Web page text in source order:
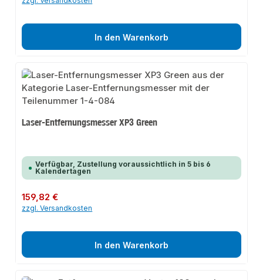
In den Warenkorb
Laser-Entfernungsmesser XP3 Green
Verfügbar, Zustellung voraussichtlich in 5 bis 6
Kalendertagen
Regulärer Preis:
159,82 €
zzgl. Versandkosten
In den Warenkorb